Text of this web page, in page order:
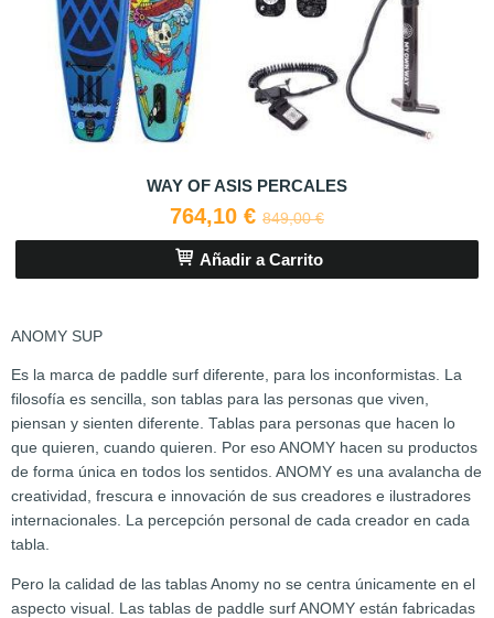
WAY OF ASIS PERCALES
764,10 € 849,00 €
Añadir a Carrito
ANOMY SUP
Es la marca de paddle surf diferente, para los inconformistas. La
filosofía es sencilla, son tablas para las personas que viven,
piensan y sienten diferente. Tablas para personas que hacen lo
que quieren, cuando quieren. Por eso ANOMY hacen su productos
de forma única en todos los sentidos. ANOMY es una avalancha de
creatividad, frescura e innovación de sus creadores e ilustradores
internacionales. La percepción personal de cada creador en cada
tabla.
Pero la calidad de las tablas Anomy no se centra únicamente en el
aspecto visual. Las tablas de paddle surf ANOMY están fabricadas